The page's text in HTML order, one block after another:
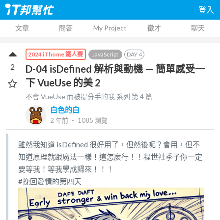
登入
文章 問答 My Project 徵才 聊天
2024 iThome 鐵人賽 JavaScript DAY4
D-04 isDefined 解析與動機 — 簡單感受一
下 VueUse 的美 2
不會 VueUse 而被提分手的我 系列 第4 篇
白色的白
2 年前 ‧ 1085 瀏覽
2
雖然我知道 isDefined 很好用了，但然後呢？會用，但不
知道原理就跟魔法一樣！這怎麼行！！程世社季子你一定
要等我！等我學成歸來！！！
#挽回愛情的第四天